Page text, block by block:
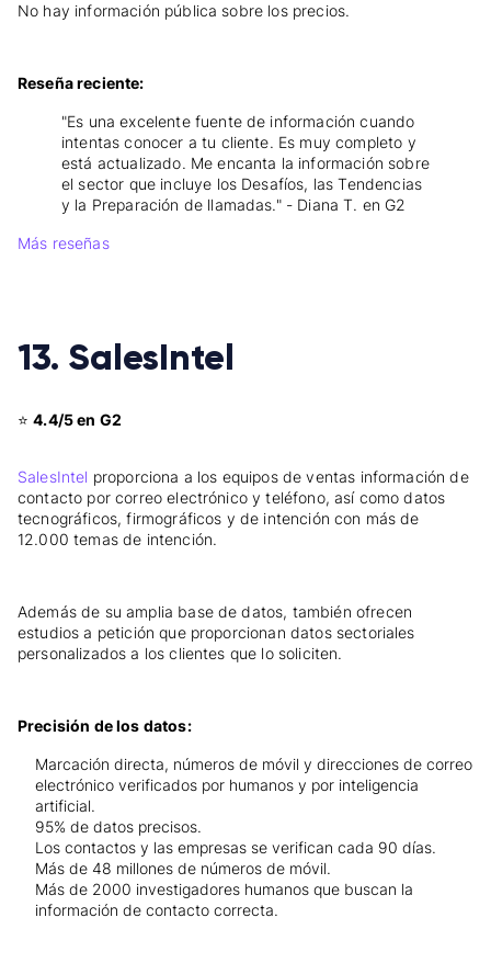
No hay información pública sobre los precios.
Reseña reciente:
"Es una excelente fuente de información cuando
intentas conocer a tu cliente. Es muy completo y
está actualizado. Me encanta la información sobre
el sector que incluye los Desafíos, las Tendencias
y la Preparación de llamadas." - Diana T. en G2
Más reseñas
13. SalesIntel
⭐4.4/5 en G2
SalesIntel proporciona a los equipos de ventas información de
contacto por correo electrónico y teléfono, así como datos
tecnográficos, firmográficos y de intención con más de
12.000 temas de intención.
Además de su amplia base de datos, también ofrecen
estudios a petición que proporcionan datos sectoriales
personalizados a los clientes que lo soliciten.
Precisión de los datos:
Marcación directa, números de móvil y direcciones de correo
electrónico verificados por humanos y por inteligencia
artificial.
95% de datos precisos.
Los contactos y las empresas se verifican cada 90 días.
Más de 48 millones de números de móvil.
Más de 2000 investigadores humanos que buscan la
información de contacto correcta.